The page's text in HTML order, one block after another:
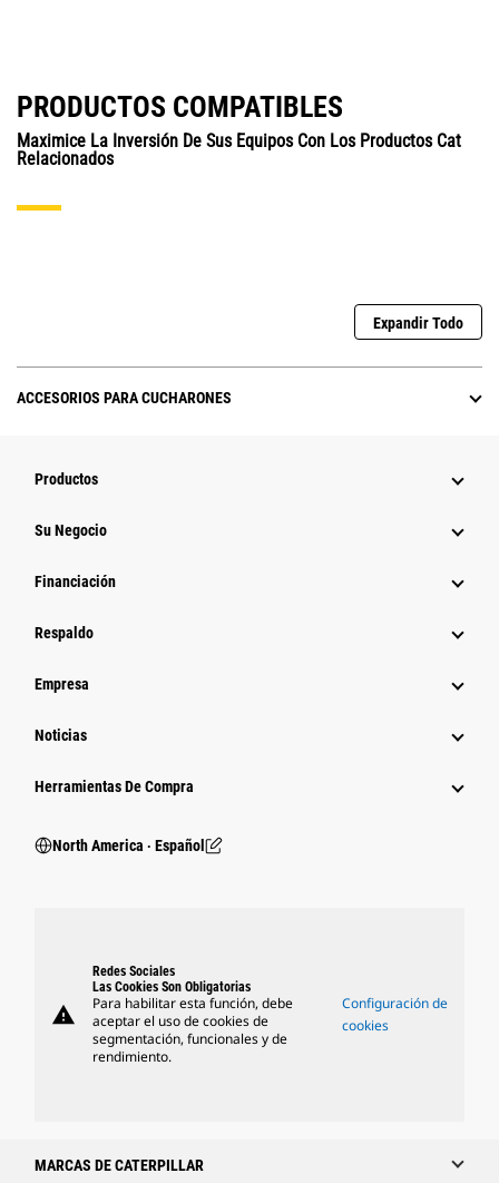
PRODUCTOS COMPATIBLES
Maximice La Inversión De Sus Equipos Con Los Productos Cat
Relacionados
Expandir Todo
ACCESORIOS PARA CUCHARONES
Productos
Su Negocio
Financiación
Respaldo
Empresa
Noticias
Herramientas De Compra
North America ‧ Español
warning
Redes Sociales
Las Cookies Son Obligatorias
Para habilitar esta función, debe
aceptar el uso de cookies de
segmentación, funcionales y de
rendimiento.
Configuración de
cookies
MARCAS DE CATERPILLAR